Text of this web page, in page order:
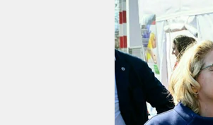
berlin
nord
wahrheit
verlag